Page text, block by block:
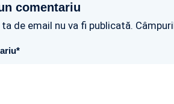
comentariu
de email nu va fi publicată.
*